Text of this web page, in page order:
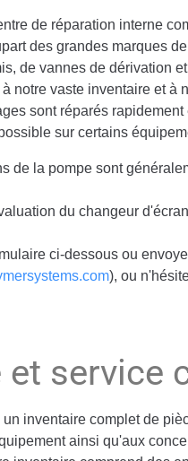
de réparation interne
des grandes marques
de vannes de dérivation
notre vaste inventaire et à
sont réparés
sur certains
de la pompe sont
du changeur
ci-dessous ou
), ou
et service
inventaire complet de
ainsi qu'aux